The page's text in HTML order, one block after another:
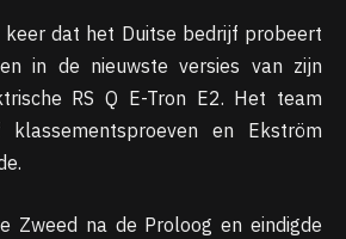
keer dat het Duitse bedrijf probeert
in de nieuwste versies van zijn
RS Q E-Tron E2. Het team
en Ekström
Zweed na de Proloog en eindigde